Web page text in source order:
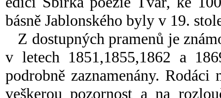
básně Jablonského byly v 19.
Z dostupných pramenů je
v letech 1851,1855,1862 a
podrobně zaznamenány.
veškerou pozornost a na